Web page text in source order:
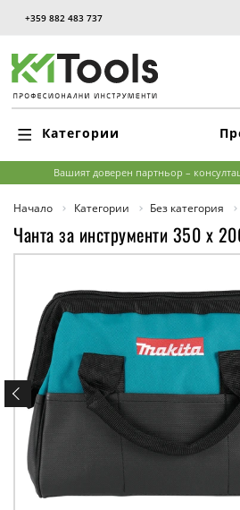
+359 882 483 737
Категории
Вашият доверен партньор –
Начало Категории Без категория
Чанта за инструменти 350 x